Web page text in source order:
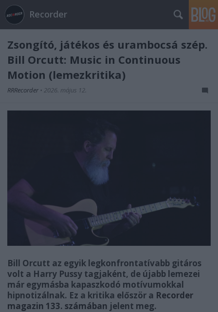
Recorder
Zsongító, játékos és urambocsá szép.
Bill Orcutt: Music in Continuous
Motion (lemezkritika)
RRRecorder • 2026. május 12.
Bill Orcutt az egyik legkonfrontatívabb gitáros
volt a Harry Pussy tagjaként, de újabb lemezei
már egymásba kapaszkodó motívumokkal
hipnotizálnak. Ez a kritika először a Recorder
magazin 133. számában jelent meg.